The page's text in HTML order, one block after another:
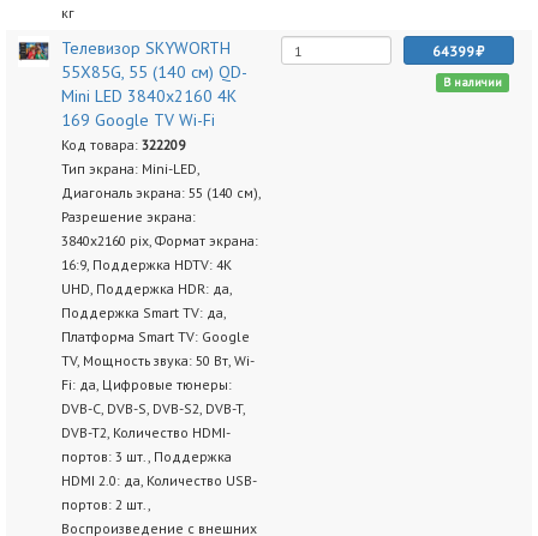
кг
Телевизор SKYWORTH
55X85G, 55 (140 см) QD-
Mini LED 3840x2160 4K
169 Google TV Wi-Fi
Код товара: 322209
Тип экрана: Mini-LED,
Диагональ экрана: 55 (140 см),
Разрешение экрана:
3840x2160 pix, Формат экрана:
16:9, Поддержка HDTV: 4K
UHD, Поддержка HDR: да,
Поддержка Smart TV: да,
Платформа Smart TV: Google
TV, Мощность звука: 50 Вт, Wi-
Fi: да, Цифровые тюнеры:
DVB-C, DVB-S, DVB-S2, DVB-T,
DVB-T2, Количество HDMI-
портов: 3 шт., Поддержка
HDMI 2.0: да, Количество USB-
портов: 2 шт.,
Воспроизведение с внешних
64399
В наличии